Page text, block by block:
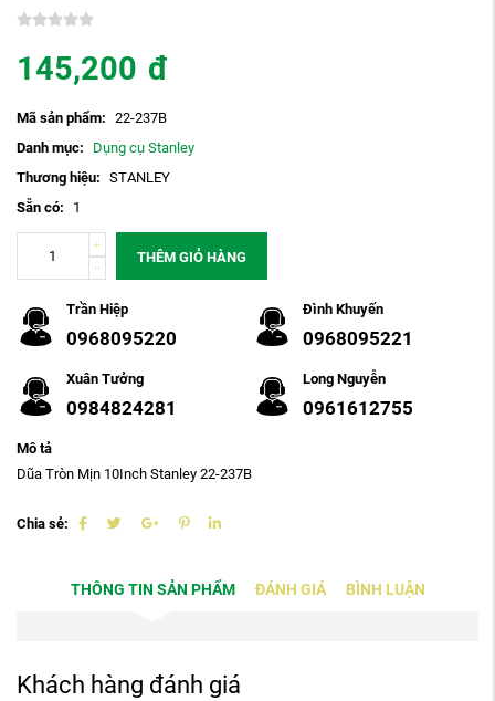
145,200 đ
Mã sản phẩm: 22-237B
Danh mục:
Dụng cụ Stanley
Thương hiệu: STANLEY
Sẵn có:
1
THÊM GIỎ HÀNG
Trần Hiệp
0968095220
Đình Khuyến
0968095221
Xuân Tưởng
0984824281
Long Nguyễn
0961612755
Mô tả
Dũa Tròn Mịn 10Inch Stanley 22-237B
Chia sẻ:
THÔNG TIN SẢN PHẨM ĐÁNH GIÁ BÌNH LUẬN
Khách hàng đánh giá